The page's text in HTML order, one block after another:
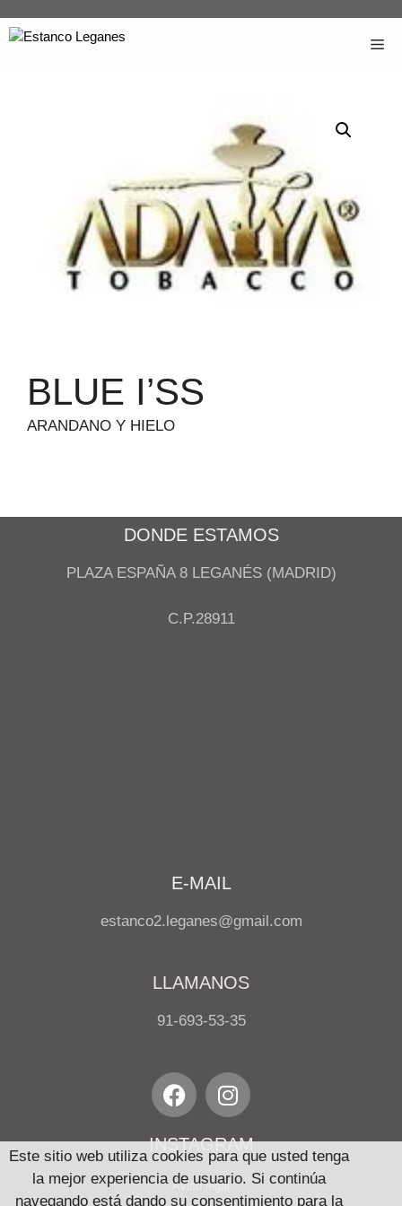
BLUE I’SS
ARANDANO Y HIELO
DONDE ESTAMOS
PLAZA ESPAÑA 8 LEGANÉS (MADRID)
C.P.28911
E-MAIL
estanco2.leganes@gmail.com
LLAMANOS
91-693-53-35
INSTAGRAM
Aviso legal
Este sitio web utiliza cookies para que usted tenga
la mejor experiencia de usuario. Si continúa
navegando está dando su consentimiento para la